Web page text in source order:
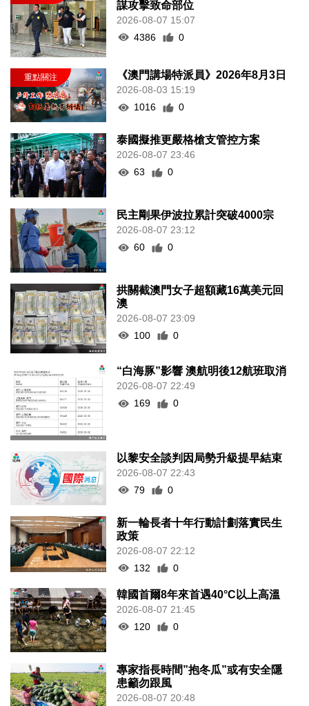
謀攻擊致命部位
2026-08-07 15:07
4386
0
《澳門講場特派員》2026年8月3日
2026-08-03 15:19
1016
0
泰國擬推更嚴格槍支管控方案
2026-08-07 23:46
63
0
民主剛果伊波拉累計突破4000宗
2026-08-07 23:12
60
0
拱關截澳門女子超額藏16萬美元回
澳
2026-08-07 23:09
100
0
“白海豚”影響 澳航明後12航班取消
2026-08-07 22:49
169
0
以黎安全談判因局勢升級提早結束
2026-08-07 22:43
79
0
新一輪長者十年行動計劃落實民生
政策
2026-08-07 22:12
132
0
韓國首爾8年來首遇40°C以上高溫
2026-08-07 21:45
120
0
專家指長時間”抱冬瓜”或有安全隱
患籲勿跟風
2026-08-07 20:48